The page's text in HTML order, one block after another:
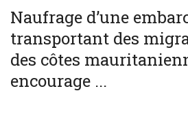
Naufrage d’une
transportant des
des côtes
encourage ...